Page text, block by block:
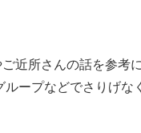
近所さんの話を参考
ループなどでさりげな